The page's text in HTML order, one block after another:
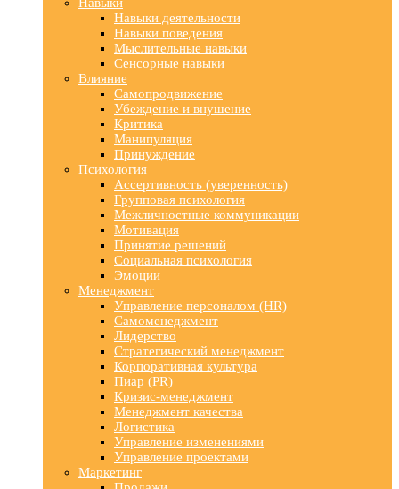
Навыки деятельности
Навыки поведения
Мыслительные навыки
Сенсорные навыки
Влияние
Самопродвижение
Убеждение и внушение
Критика
Манипуляция
Принуждение
Психология
Ассертивность (уверенность)
Групповая психология
Межличностные коммуникации
Мотивация
Принятие решений
Социальная психология
Эмоции
Менеджмент
Управление персоналом (HR)
Самоменеджмент
Лидерство
Стратегический менеджмент
Корпоративная культура
Пиар (PR)
Кризис-менеджмент
Менеджмент качества
Логистика
Управление изменениями
Управление проектами
Маркетинг